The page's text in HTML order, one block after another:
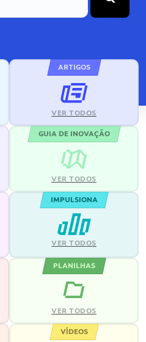
ARTIGOS
VER TODOS
GUIA DE INOVAÇÃO
VER TODOS
IMPULSIONA
VER TODOS
PLANILHAS
VER TODOS
VÍDEOS